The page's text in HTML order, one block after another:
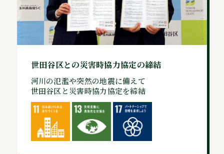
世田谷区との災害時協力協定の締結
河川の氾濫や突然の地震に備えて
世田谷区と災害時協力協定を締結